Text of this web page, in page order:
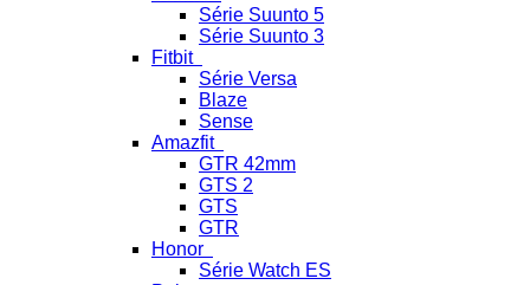
Série Suunto 5
Série Suunto 3
Fitbit
Série Versa
Blaze
Sense
Amazfit
GTR 42mm
GTS 2
GTS
GTR
Honor
Série Watch ES